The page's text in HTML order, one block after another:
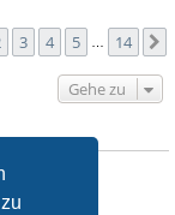
3 4 5 14
Gehe zu